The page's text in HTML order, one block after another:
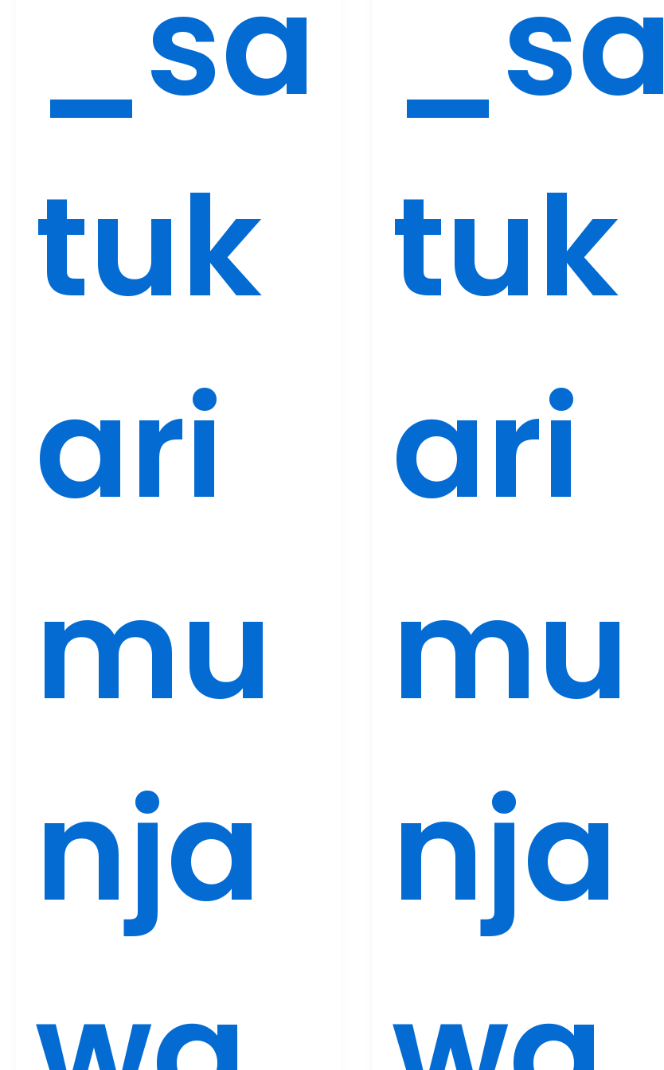
_sa
tuk
ari
mu
nja
_sa
tuk
ari
mu
nja